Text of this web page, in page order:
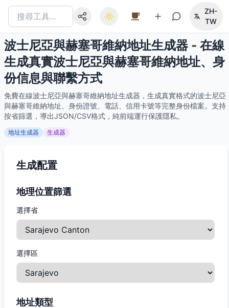
ZH-
TW
波士尼亞與赫塞哥維納地址生成器 - 在線
生成真實波士尼亞與赫塞哥維納地址、身
份信息與聯繫方式
免費在線波士尼亞與赫塞哥維納地址生成器，生成真實格式的波士尼亞
與赫塞哥維納地址、身份證號、電話、信用卡號等完整身份檔案。支持
按省篩選，導出JSON/CSV格式，純前端運行保護隱私。
地址生成器 生成器
生成配置
地理位置篩選
選擇省
選擇區
地址類型